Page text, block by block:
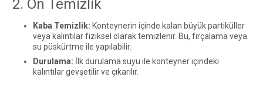
2. Ön Temizlik
Kaba Temizlik: Konteynerin içinde kalan büyük partiküller
veya kalıntılar fiziksel olarak temizlenir. Bu, fırçalama veya
su püskürtme ile yapılabilir.
Durulama: İlk durulama suyu ile konteyner içindeki
kalıntılar gevşetilir ve çıkarılır.